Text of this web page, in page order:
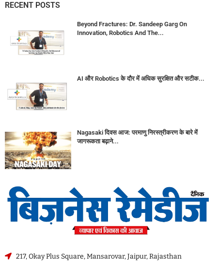
RECENT POSTS
Beyond Fractures: Dr. Sandeep Garg On
Innovation, Robotics And The...
AI और Robotics के दौर में अधिक सुरक्षित और सटीक...
Nagasaki दिवस आज: परमाणु निरस्त्रीकरण के बारे में
जागरूकता बढ़ाने...
217, Okay Plus Square, Mansarovar, Jaipur, Rajasthan